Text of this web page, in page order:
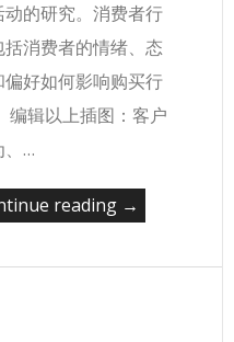
动的研究。消费者行
括消费者的情绪、态
偏好如何影响购买行
编辑以上插图：客户
、…
reading →